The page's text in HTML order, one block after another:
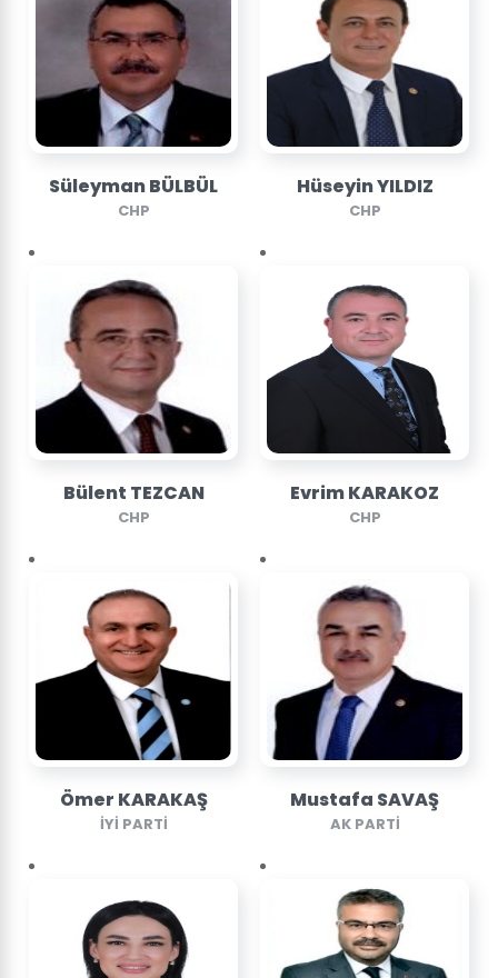
Süleyman BÜLBÜL
CHP
Hüseyin YILDIZ
CHP
Bülent TEZCAN
CHP
Evrim KARAKOZ
CHP
Ömer KARAKAŞ
İYİ PARTİ
Mustafa SAVAŞ
AK PARTİ